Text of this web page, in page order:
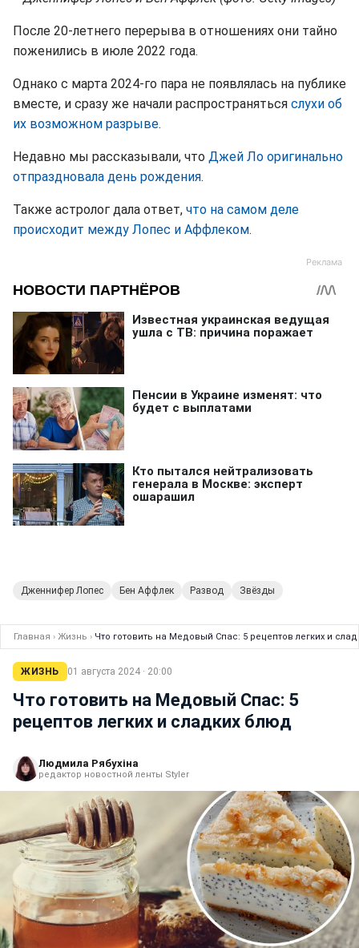
После 20-летнего перерыва в отношениях они тайно
поженились в июле 2022 года.
Однако с марта 2024-го пара не появлялась на публике
вместе, и сразу же начали распространяться слухи об
их возможном разрыве.
Недавно мы рассказывали, что Джей Ло оригинально
отпраздновала день рождения.
Также астролог дала ответ, что на самом деле
происходит между Лопес и Аффлеком.
Дженнифер Лопес Бен Аффлек Развод Звёзды
Главная › Жизнь › Что готовить на Медовый Спас: 5 рецептов легких и
ЖИЗНЬ 01 августа 2024 · 20:00
Что готовить на Медовый Спас: 5
рецептов легких и сладких блюд
Людмила Рябухіна
редактор новостной ленты Styler